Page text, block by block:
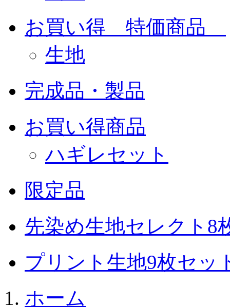
お買い得 特価商品
生地
完成品・製品
お買い得商品
ハギレセット
限定品
先染め生地セレクト8
プリント生地9枚セッ
ホーム